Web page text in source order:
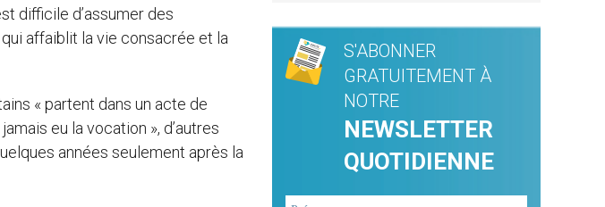
difficile d’assumer des
affaiblit la vie consacrée et la
« partent dans un acte de
eu la vocation », d’autres
années seulement après la
S'ABONNER
GRATUITEMENT À
NOTRE
NEWSLETTER
QUOTIDIENNE